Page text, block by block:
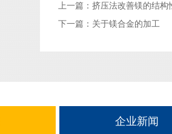
上一篇： 挤压法改善镁的结构
下一篇： 关于镁合金的加工
企业新闻